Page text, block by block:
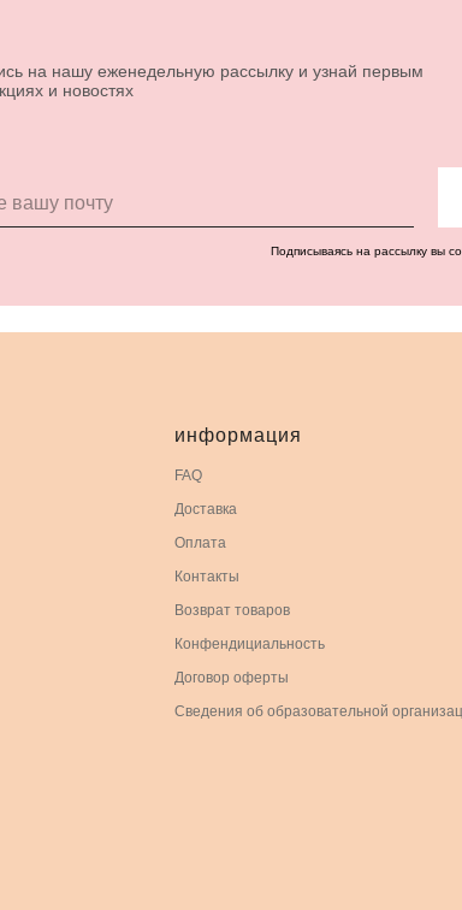
на нашу еженедельную рассылку и узнай первым
и новостях
Подписываясь на рассылку вы
информация
FAQ
Доставка
Оплата
Контакты
Возврат товаров
Конфендициальность
Договор оферты
Сведения об образовательной